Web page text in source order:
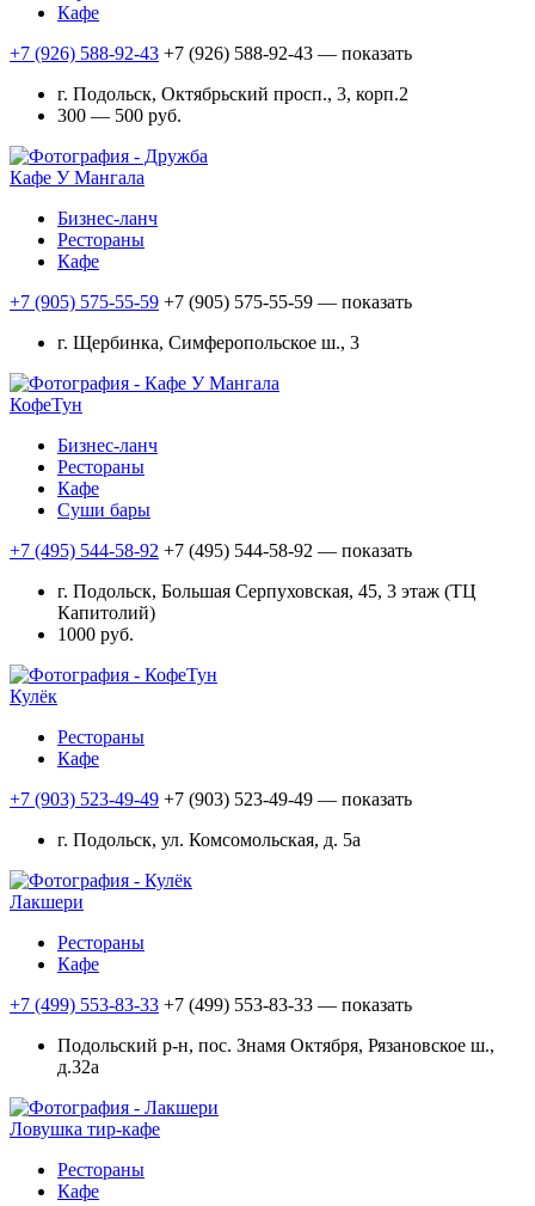
Кафе
+7 (926) 588-92-43 +7 (926) 588-92-43 — показать
г. Подольск, Октябрьский просп., 3, корп.2
300 — 500 руб.
Кафе У Мангала
Бизнес-ланч
Рестораны
Кафе
+7 (905) 575-55-59 +7 (905) 575-55-59 — показать
г. Щербинка, Симферопольское ш., 3
КофеТун
Бизнес-ланч
Рестораны
Кафе
Суши бары
+7 (495) 544-58-92 +7 (495) 544-58-92 — показать
г. Подольск, Большая Серпуховская, 45, 3 этаж (ТЦ
Капитолий)
1000 руб.
Кулёк
Рестораны
Кафе
+7 (903) 523-49-49 +7 (903) 523-49-49 — показать
г. Подольск, ул. Комсомольская, д. 5а
Лакшери
Рестораны
Кафе
+7 (499) 553-83-33 +7 (499) 553-83-33 — показать
Подольский р-н, пос. Знамя Октября, Рязановское ш.,
д.32а
Ловушка тир-кафе
Рестораны
Кафе